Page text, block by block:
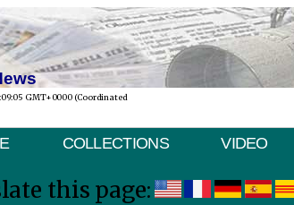
GMT+0000 (Coordinated
COLLECTIONS VIDEO
this page: